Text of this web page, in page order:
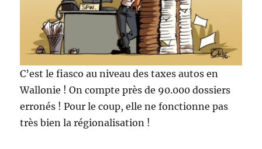
C’est le fiasco au niveau des taxes autos en
Wallonie ! On compte près de 90.000 dossiers
erronés ! Pour le coup, elle ne fonctionne pas
très bien la régionalisation !